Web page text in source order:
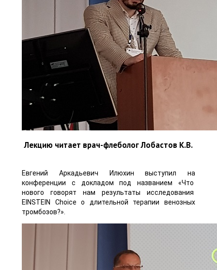
Лекцию читает врач-флеболог Лобастов К.В.
Евгений Аркадьевич Илюхин выступил на
конференции с докладом под названием «Что
нового говорят нам результаты исследования
EINSTEIN Choice о длительной терапии венозных
тромбозов?».